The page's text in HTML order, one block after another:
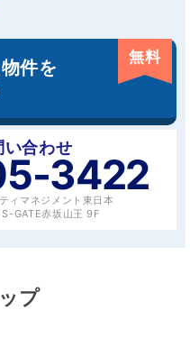
件を
無料
い合わせ
3422
ィマネジメント東日本
GATE赤坂山王 9F
プ